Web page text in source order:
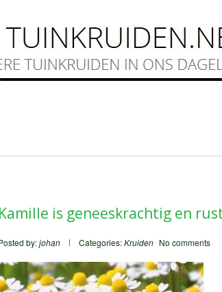
Kamille is geneeskrachtig en
by:johan Categories:Kruiden No comments